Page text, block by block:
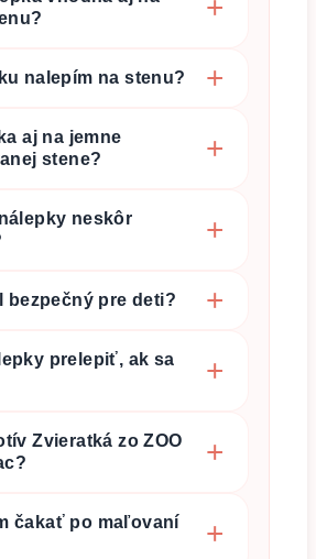
nalepím na stenu?
aj na jemne
stene?
neskôr
bezpečný pre deti?
prelepiť, ak sa
Zvieratká zo ZOO
čakať po maľovaní